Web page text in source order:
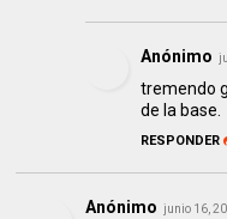
Anónimo
tremendo
de la base.
RESPONDER
Anónimo junio 16,